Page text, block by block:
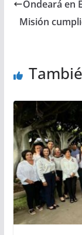
Ondeará en
Misión